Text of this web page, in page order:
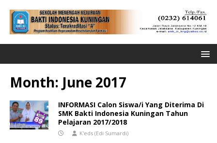
Month: June 2017
INFORMASI Calon Siswa/i Yang Diterima Di
SMK Bakti Indonesia Kuningan Tahun
Pelajaran 2017/2018
K'eds (Edi Sumardi)